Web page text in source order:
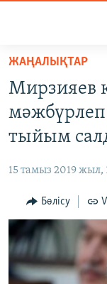
Skip
main
content
main
to
Search
САЯСАТ
AZATTYQTV
АДАМ
ӘЛЕУМЕТ
ӘЛЕМ
АРНАЙЫ
ЖАҢАЛЫҚТАР
Мирзияев
тыйым
15 тамыз 2019 жыл,
Бөлісу